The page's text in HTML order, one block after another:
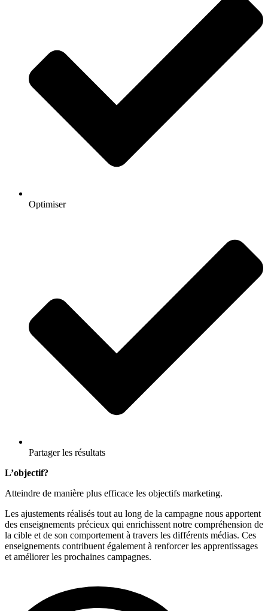
Optimiser
Partager les résultats
L’objectif?
Atteindre de manière plus efficace les objectifs marketing.
Les ajustements réalisés tout au long de la campagne nous apportent
des enseignements précieux qui enrichissent notre compréhension de
la cible et de son comportement à travers les différents médias. Ces
enseignements contribuent également à renforcer les apprentissages
et améliorer les prochaines campagnes.